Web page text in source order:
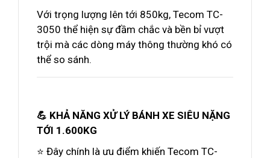
Với trọng lượng lên tới 850kg, Tecom TC-
3050 thể hiện sự đầm chắc và bền bỉ vượt
trội mà các dòng máy thông thường khó có
thể so sánh.
💪 KHẢ NĂNG XỬ LÝ BÁNH XE SIÊU NẶNG
TỚI 1.600KG
⭐ Đây chính là ưu điểm khiến Tecom TC-